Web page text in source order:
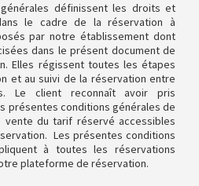
définissent les droits et
le cadre de la réservation à
par notre établissement dont
dans le présent document de
Elles régissent toutes les étapes
et au suivi de la réservation entre
Le client reconnaît avoir pris
présentes conditions générales de
du tarif réservé accessibles
Les présentes conditions
à toutes les réservations
plateforme de réservation.